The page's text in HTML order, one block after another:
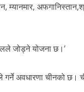
म्यानमार,
जोड्ने योजना छ।’
अवधारणा चीनको छ।